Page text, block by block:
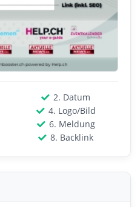
2. Datum
4. Logo/Bild
6. Meldung
8. Backlink